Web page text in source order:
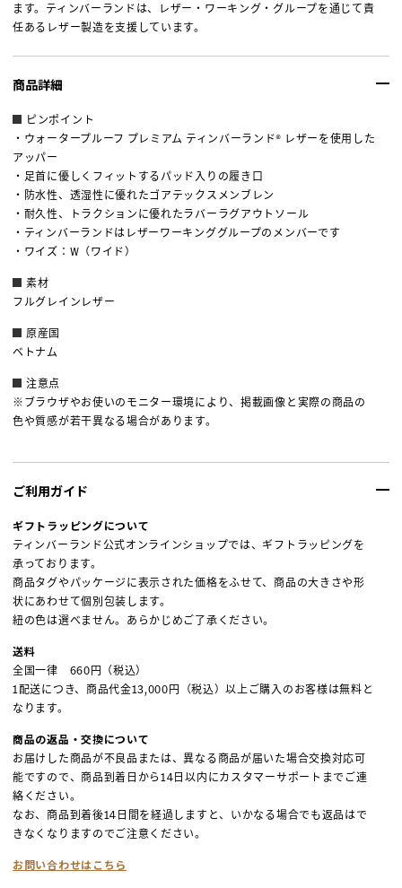
ます。ティンバーランドは、レザー・ワーキング・グループを通じて責
任あるレザー製造を支援しています。
商品詳細
ピンポイント
・ウォータープルーフ プレミアム ティンバーランド® レザーを使用した
アッパー
・足首に優しくフィットするパッド入りの履き口
・防水性、透湿性に優れたゴアテックスメンブレン
・耐久性、トラクションに優れたラバーラグアウトソール
・ティンバーランドはレザーワーキンググループのメンバーです
・ワイズ：W（ワイド）
素材
フルグレインレザー
原産国
ベトナム
注意点
※ブラウザやお使いのモニター環境により、掲載画像と実際の商品の
色や質感が若干異なる場合があります。
ご利用ガイド
ギフトラッピングについて
ティンバーランド公式オンラインショップでは、ギフトラッピングを
承っております。
商品タグやパッケージに表示された価格をふせて、商品の大きさや形
状にあわせて個別包装します。
紐の色は選べません。あらかじめご了承ください。
送料
全国一律 660円（税込）
1配送につき、商品代金13,000円（税込）以上ご購入のお客様は無料と
なります。
商品の返品・交換について
お届けした商品が不良品または、異なる商品が届いた場合交換対応可
能ですので、商品到着日から14日以内にカスタマーサポートまでご連
絡ください。
なお、商品到着後14日間を経過しますと、いかなる場合でも返品はで
きなくなりますのでご注意ください。
お問い合わせはこちら